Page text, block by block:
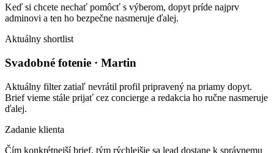
Keď si chcete nechať pomôcť s výberom, dopyt príde najprv
adminovi a ten ho bezpečne nasmeruje ďalej.
Aktuálny shortlist
Svadobné fotenie · Martin
Aktuálny filter zatiaľ nevrátil profil pripravený na priamy dopyt.
Brief vieme stále prijať cez concierge a redakcia ho ručne nasmeruje
ďalej.
Zadanie klienta
Čím konkrétnejší brief, tým rýchlejšie sa lead dostane k správnemu